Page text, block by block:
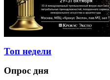
Топ недели
Опрос дня